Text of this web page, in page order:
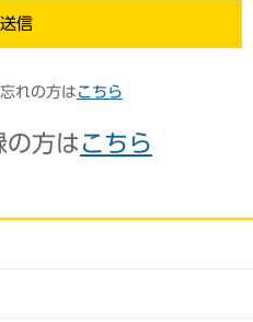
送信
れの方は こちら
の方は こちら